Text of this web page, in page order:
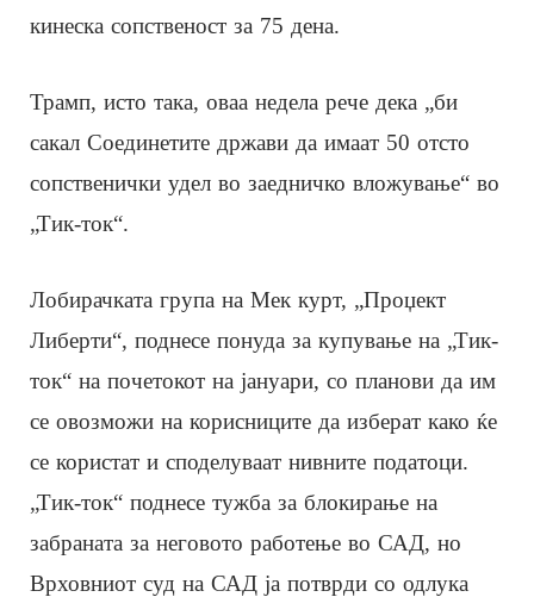
кинеска сопственост за 75 дена.
Трамп, исто така, оваа недела рече дека „би
сакал Соединетите држави да имаат 50 отсто
сопственички удел во заедничко вложување“ во
„Тик-ток“.
Лобирачката група на Мек курт, „Проџект
Либерти“, поднесе понуда за купување на „Тик-
ток“ на почетокот на јануари, со планови да им
се овозможи на корисниците да изберат како ќе
се користат и споделуваат нивните податоци.
„Тик-ток“ поднесе тужба за блокирање на
забраната за неговото работење во САД, но
Врховниот суд на САД ја потврди со одлука